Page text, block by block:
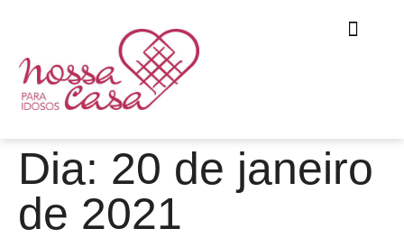
Dia: 20 de janeiro
de 2021